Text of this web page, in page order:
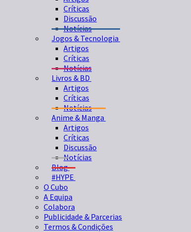
Críticas
Discussão
Notícias
Jogos & Tecnologia
Artigos
Críticas
Notícias
Livros & BD
Artigos
Críticas
Notícias
Anime & Manga
Artigos
Críticas
Discussão
Notícias
Blog
#HYPE
O Cubo
A Equipa
Colabora
Publicidade & Parcerias
Termos & Condições